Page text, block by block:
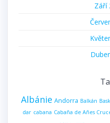
Září
Albánie Andorra Balkán
dar cabana Cabaña de Añes